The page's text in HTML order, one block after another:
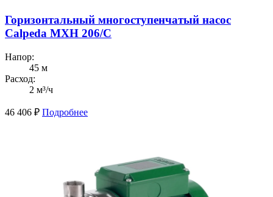
Горизонтальный многоступенчатый насос
Calpeda MXH 206/C
Напор:
45 м
Расход:
2 м³/ч
46 406 ₽ Подробнее